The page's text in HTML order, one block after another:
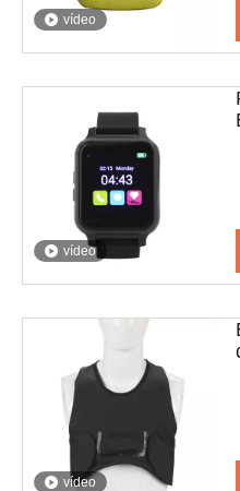
vídeo
vídeo
vídeo